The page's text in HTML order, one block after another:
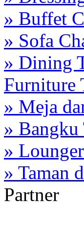
» Buffet
» Sofa
» Dining
Furniture
» Meja
» Bangku
»
» Taman
Partner